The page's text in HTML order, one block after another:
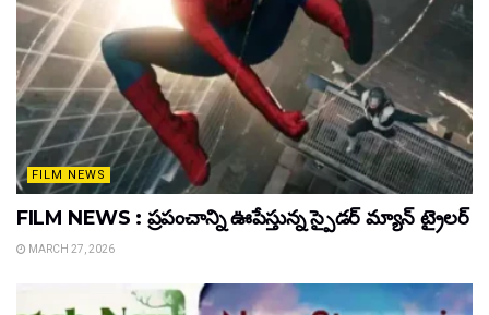
FILM NEWS
FILM NEWS : ప్రపంచాన్ని ఊపేస్తున్న స్పైడర్ మ్యాన్ ట్రైలర్
MARCH 27, 2026